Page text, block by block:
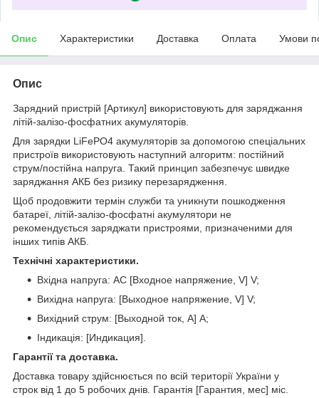
Опис Характеристики Доставка Оплата Умови
Опис
Зарядний пристрій [Артикул] використовують для заряджання
літій-залізо-фосфатних акумуляторів.
Для зарядки LiFePO4 акумуляторів за допомогою спеціальних
пристроїв використовують наступний алгоритм: постійний
струм/постійна напруга. Такий принцип забезпечує швидке
заряджання АКБ без ризику перезарядження.
Щоб продовжити термін служби та уникнути пошкодження
батареї, літій-залізо-фосфатні акумулятори не
рекомендується заряджати пристроями, призначеними для
інших типів АКБ.
Технічні характеристики.
Вхідна напруга: AC [Входное напряжение, V] V;
Вихідна напруга: [Выходное напряжение, V] V;
Вихідний струм: [Выходной ток, A] A;
Індикація: [Индикация].
Гарантії та доставка.
Доставка товару здійснюється по всій території України у
строк від 1 до 5 робочих днів. Гарантія [Гарантия, мес] міс.